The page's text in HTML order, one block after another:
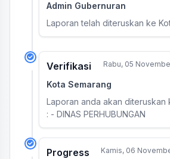
Admin Gubernuran
Laporan telah diteruskan ke
Verifikasi Rabu, 05
Kota Semarang
Laporan anda akan diteruskan
: - DINAS PERHUBUNGAN
Progress Kamis, 06